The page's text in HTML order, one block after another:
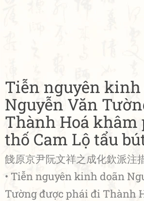
Tiễn nguyên kinh
Nguyễn Văn
Thành Hoá khâm
thố Cam Lộ tẩu
餞原京尹阮文祥之成化欽派注
• Tiễn nguyên kinh doãn
Tường được phái đi Thành